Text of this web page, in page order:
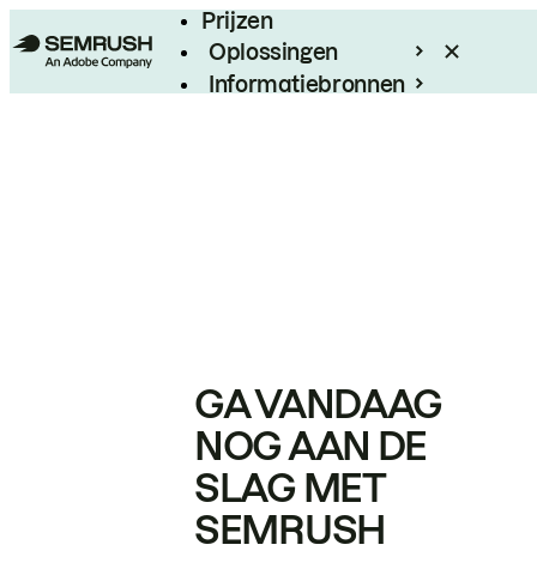
Prijzen
Oplossingen
Informatiebronnen
GA VANDAAG
NOG AAN DE
SLAG MET
SEMRUSH